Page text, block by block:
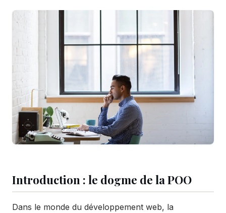
Introduction : le dogme de la POO
Dans le monde du développement web, la